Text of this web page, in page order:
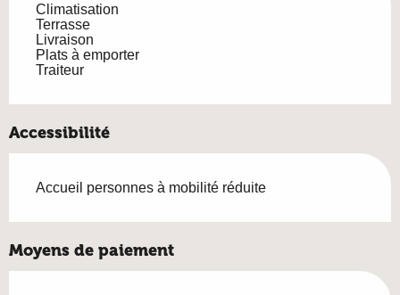
Climatisation
Terrasse
Livraison
Plats à emporter
Traiteur
Accessibilité
Accueil personnes à mobilité réduite
Moyens de paiement